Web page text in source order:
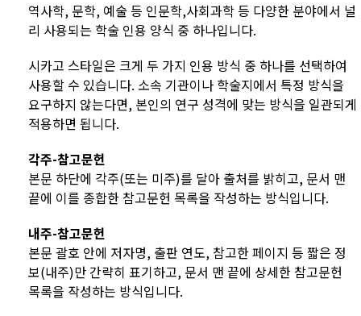
역사학, 문학, 예술 등 인문학,사회과학 등 다양한 분야에서 널
리 사용되는 학술 인용 양식 중 하나입니다.
시카고 스타일은 크게 두 가지 인용 방식 중 하나를 선택하여
사용할 수 있습니다. 소속 기관이나 학술지에서 특정 방식을
요구하지 않는다면, 본인의 연구 성격에 맞는 방식을 일관되게
적용하면 됩니다.
각주-참고문헌
본문 하단에 각주(또는 미주)를 달아 출처를 밝히고, 문서 맨
끝에 이를 종합한 참고문헌 목록을 작성하는 방식입니다.
내주-참고문헌
본문 괄호 안에 저자명, 출판 연도, 참고한 페이지 등 짧은 정
보(내주)만 간략히 표기하고, 문서 맨 끝에 상세한 참고문헌
목록을 작성하는 방식입니다.